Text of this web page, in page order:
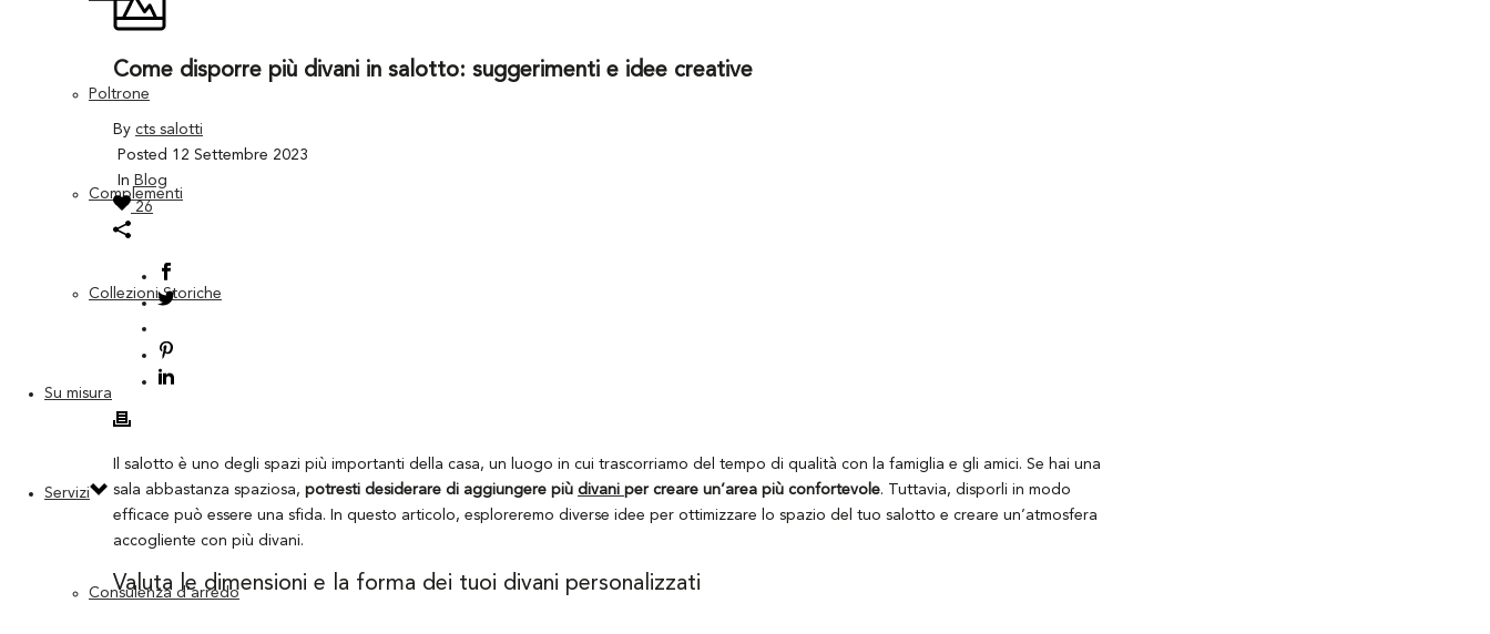
Poltrone
Complementi
Collezioni Storiche
Su misura
Servizi
Consulenza d’arredo
Come disporre più divani in salotto: suggerimenti e idee creative
By cts salotti
Posted 12 Settembre 2023
In Blog
26
Il salotto è uno degli spazi più importanti della casa, un luogo in cui trascorriamo del tempo di qualità con la famiglia e gli amici. Se hai una
sala abbastanza spaziosa, potresti desiderare di aggiungere più divani per creare un’area più confortevole. Tuttavia, disporli in modo
efficace può essere una sfida. In questo articolo, esploreremo diverse idee per ottimizzare lo spazio del tuo salotto e creare un’atmosfera
accogliente con più divani.
Valuta le dimensioni e la forma dei tuoi divani personalizzati